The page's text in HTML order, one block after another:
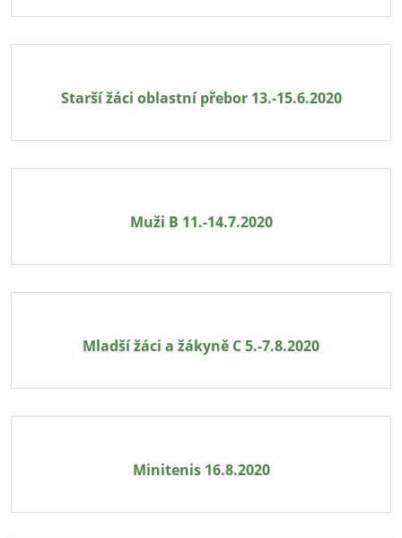
Starší žáci oblastní přebor 13.-15.6.2020
Muži B 11.-14.7.2020
Mladší žáci a žákyně C 5.-7.8.2020
Minitenis 16.8.2020